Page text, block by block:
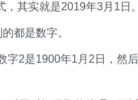
其实就是2019年3月1日。
都是数字。
字2是1900年1月2日，然